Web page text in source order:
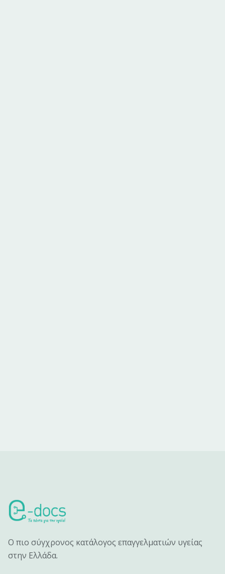
Ο πιο σύγχρονος κατάλογος επαγγελματιών υγείας
στην Ελλάδα.